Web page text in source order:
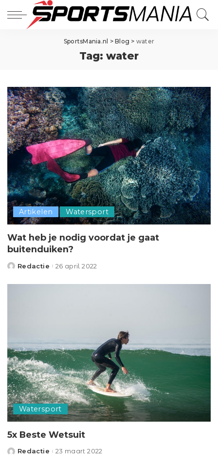
SportsMania.nl >Blog > water
Tag: water
Artikelen Watersport
Wat heb je nodig voordat je gaat
buitenduiken?
Posted
Redactie 26 april 2022
Watersport
5x Beste Wetsuit
Posted
Redactie 23 maart 2022